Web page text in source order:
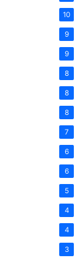
10
9
9
8
8
8
7
6
6
5
4
4
3